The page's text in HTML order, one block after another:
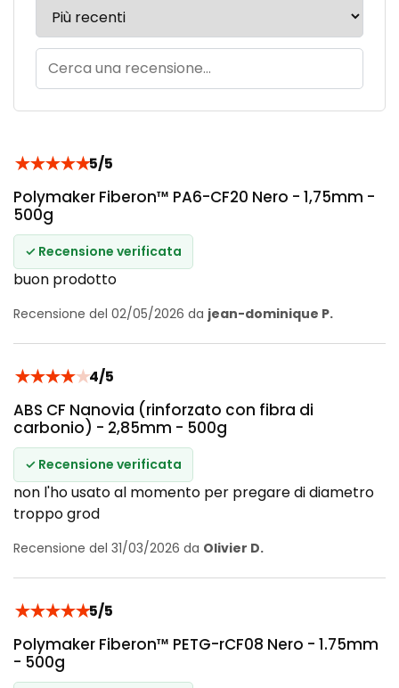
★★★★★5/5
Polymaker Fiberon™ PA6-CF20 Nero - 1,75mm -
500g
✓ Recensione verificata
buon prodotto
Recensione del 02/05/2026 da jean-dominique P.
★★★★★4/5
ABS CF Nanovia (rinforzato con fibra di
carbonio) - 2,85mm - 500g
✓ Recensione verificata
non l'ho usato al momento per pregare di diametro
troppo grod
Recensione del 31/03/2026 da Olivier D.
★★★★★5/5
Polymaker Fiberon™ PETG-rCF08 Nero - 1.75mm
- 500g